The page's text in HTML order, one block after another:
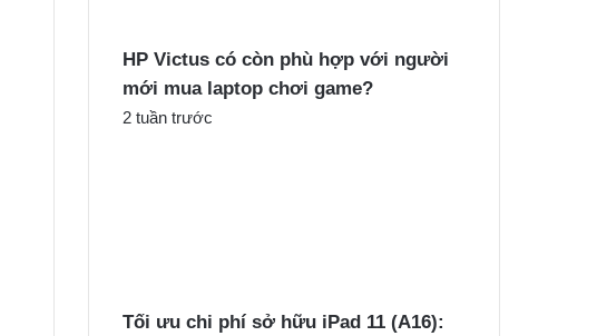
:HP Victus có còn phù hợp với người
mới mua laptop chơi game?
2 tuần trước
Tối ưu chi phí sở hữu iPad 11 (A16):